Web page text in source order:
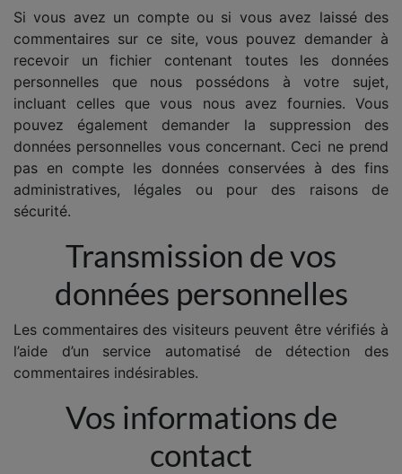
Si vous avez un compte ou si vous avez laissé des
commentaires sur ce site, vous pouvez demander à
recevoir un fichier contenant toutes les données
personnelles que nous possédons à votre sujet,
incluant celles que vous nous avez fournies. Vous
pouvez également demander la suppression des
données personnelles vous concernant. Ceci ne prend
pas en compte les données conservées à des fins
administratives, légales ou pour des raisons de
sécurité.
Transmission de vos
données personnelles
Les commentaires des visiteurs peuvent être vérifiés à
l’aide d’un service automatisé de détection des
commentaires indésirables.
Vos informations de
contact